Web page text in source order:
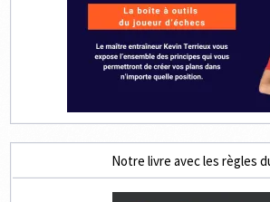
Notre livre avec les règles